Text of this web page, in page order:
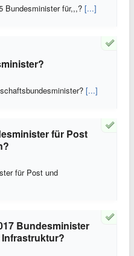
Bundesminister für,,,? [...]
[...]
für Post
für Post und
Bundesminister